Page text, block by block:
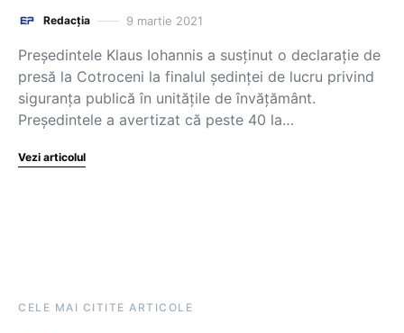
Redacția 9 martie 2021
Președintele Klaus Iohannis a susținut o declarație de
presă la Cotroceni la finalul ședinței de lucru privind
siguranța publică în unitățile de învățământ.
Președintele a avertizat că peste 40 la…
Vezi articolul
CELE MAI CITITE ARTICOLE